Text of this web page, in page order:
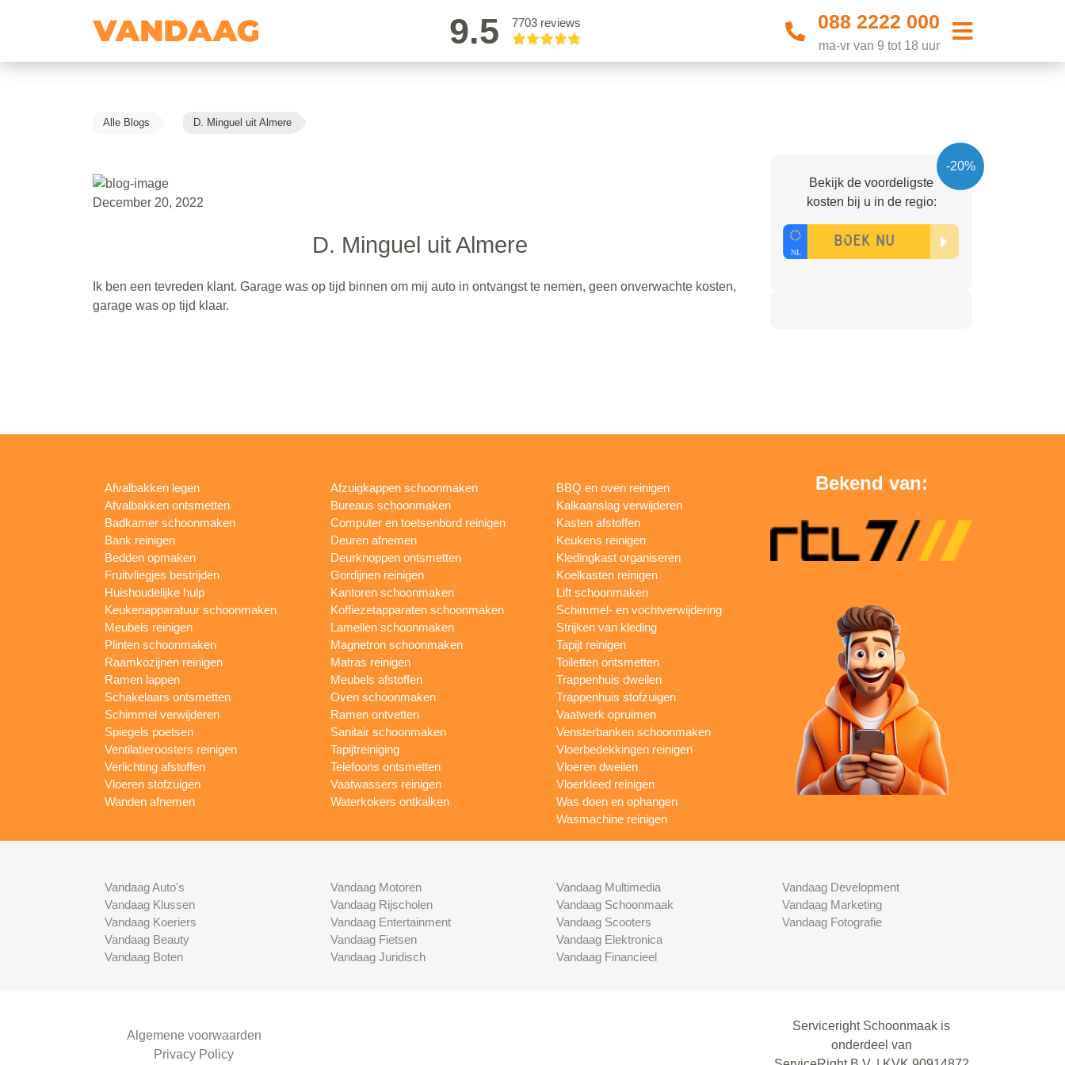
9.5 7703 reviews 088 2222 000
ma-vr van 9 tot 18 uur
Alle Blogs D. Minguel uit Almere
December 20, 2022
D. Minguel uit Almere
Ik ben een tevreden klant. Garage was op tijd binnen om mij auto in ontvangst te nemen, geen onverwachte kosten,
garage was op tijd klaar.
-20%
Bekijk de voordeligste
kosten bij u in de regio:
Afvalbakken legen
Afvalbakken ontsmetten
Badkamer schoonmaken
Bank reinigen
Bedden opmaken
Fruitvliegjes bestrijden
Huishoudelijke hulp
Keukenapparatuur schoonmaken
Meubels reinigen
Plinten schoonmaken
Raamkozijnen reinigen
Ramen lappen
Schakelaars ontsmetten
Schimmel verwijderen
Spiegels poetsen
Ventilatieroosters reinigen
Verlichting afstoffen
Vloeren stofzuigen
Wanden afnemen
Afzuigkappen schoonmaken
Bureaus schoonmaken
Computer en toetsenbord reinigen
Deuren afnemen
Deurknoppen ontsmetten
Gordijnen reinigen
Kantoren schoonmaken
Koffiezetapparaten schoonmaken
Lamellen schoonmaken
Magnetron schoonmaken
Matras reinigen
Meubels afstoffen
Oven schoonmaken
Ramen ontvetten
Sanitair schoonmaken
Tapijtreiniging
Telefoons ontsmetten
Vaatwassers reinigen
Waterkokers ontkalken
BBQ en oven reinigen
Kalkaanslag verwijderen
Kasten afstoffen
Keukens reinigen
Kledingkast organiseren
Koelkasten reinigen
Lift schoonmaken
Schimmel- en vochtverwijdering
Strijken van kleding
Tapijt reinigen
Toiletten ontsmetten
Trappenhuis dweilen
Trappenhuis stofzuigen
Vaatwerk opruimen
Vensterbanken schoonmaken
Vloerbedekkingen reinigen
Vloeren dweilen
Vloerkleed reinigen
Was doen en ophangen
Wasmachine reinigen
Bekend van:
Vandaag Auto's
Vandaag Klussen
Vandaag Koeriers
Vandaag Beauty
Vandaag Boten
Vandaag Motoren
Vandaag Rijscholen
Vandaag Entertainment
Vandaag Fietsen
Vandaag Juridisch
Vandaag Multimedia
Vandaag Schoonmaak
Vandaag Scooters
Vandaag Elektronica
Vandaag Financieel
Vandaag Development
Vandaag Marketing
Vandaag Fotografie
Algemene voorwaarden
Privacy Policy
Serviceright Schoonmaak is
onderdeel van